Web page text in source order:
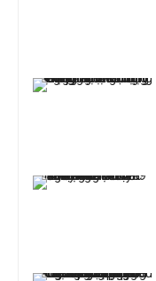
Chàng trai sử dụng công nghệ để hỗ trợ phát triển cộng đồng Việt Nam
Khả năng kết nối và đồng bộ của Sony ULT Tower 9 với các thiết bị khác
CareerViet công bố Bảng xếp hạng “Doanh nghiệp Yêu thích 2025” do người lao động bình chọn